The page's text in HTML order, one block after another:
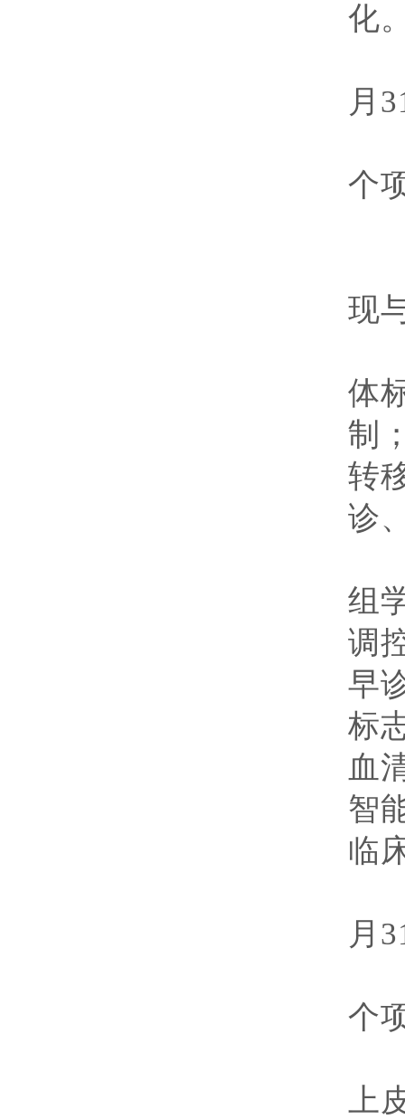
化
月
个
现
体
制
转
诊
组
调
早
标
血
智
临
月
个
上